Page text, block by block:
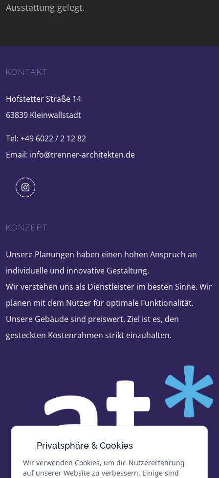
Ausstattung gelegt.
KONTAKT
Hofstetter Straße 14
63839 Kleinwallstadt
Tel: +49 6022 / 2 12 82
Email: info@trenner-architekten.de
KONZEPT
Unsere Planungen haben einen hohen Anspruch an
individuelle und innovative Gestaltung.
Wir verstehen uns als Dienstleister im besten Sinne. Wir
planen mit dem Nutzer für optimale Funktionalität.
Unsere Gebäude sind preiswert. Ziel ist es, den
gesteckten Kostenrahmen strikt einzuhalten.
Privatsphäre & Cookies
Wir verwenden Cookies, um die Nutzererfahrung
auf unserer Website zu verbessern. Einige sind